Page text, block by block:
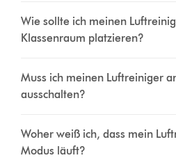
Wie sollte ich meinen
Klassenraum platzieren?
Muss ich meinen Luftreiniger
ausschalten?
Woher weiß ich, dass mein
Modus läuft?